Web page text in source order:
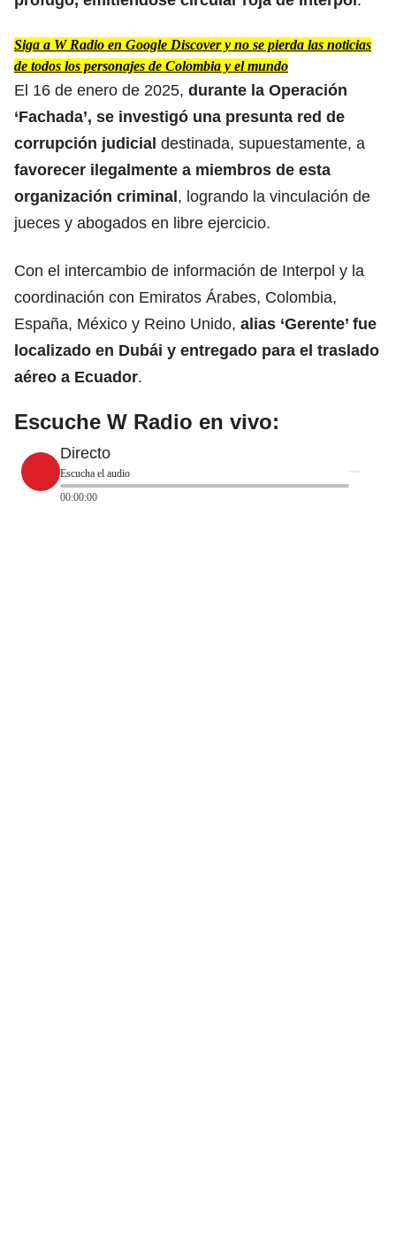
Siga a W Radio en Google Discover y no se pierda las noticias
de todos los personajes de Colombia y el mundo
El 16 de enero de 2025, durante la Operación
‘Fachada’, se investigó una presunta red de
corrupción judicial destinada, supuestamente, a
favorecer ilegalmente a miembros de esta
organización criminal, logrando la vinculación de
jueces y abogados en libre ejercicio.
Con el intercambio de información de Interpol y la
coordinación con Emiratos Árabes, Colombia,
España, México y Reino Unido, alias ‘Gerente’ fue
localizado en Dubái y entregado para el traslado
aéreo a Ecuador.
Escuche W Radio en vivo:
Directo
Escucha el audio
00:00:00